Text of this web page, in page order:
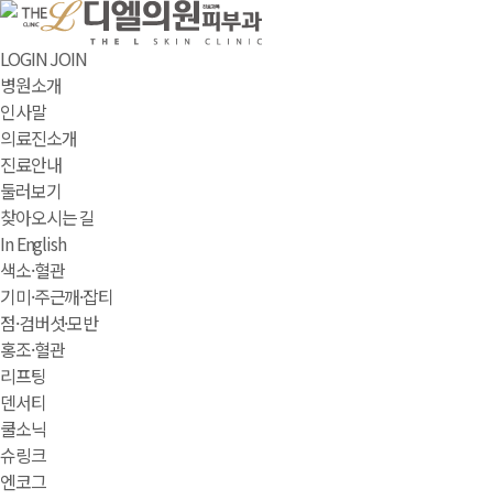
LOGINJOIN
병원소개
인사말
의료진소개
진료안내
둘러보기
찾아오시는 길
In English
색소·혈관
기미·주근깨·잡티
점·검버섯·모반
홍조·혈관
리프팅
덴서티
쿨소닉
슈링크
엔코그